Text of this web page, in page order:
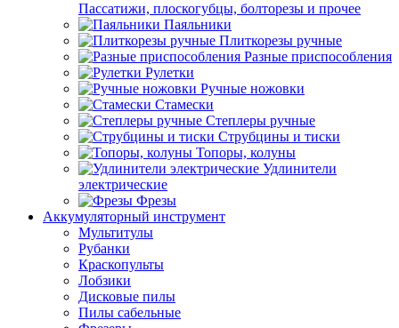
Пассатижи, плоскогубцы, болторезы и прочее
Паяльники
Плиткорезы ручные
Разные приспособления
Рулетки
Ручные ножовки
Стамески
Степлеры ручные
Струбцины и тиски
Топоры, колуны
Удлинители
электрические
Фрезы
Аккумуляторный инструмент
Мультитулы
Рубанки
Краскопульты
Лобзики
Дисковые пилы
Пилы сабельные